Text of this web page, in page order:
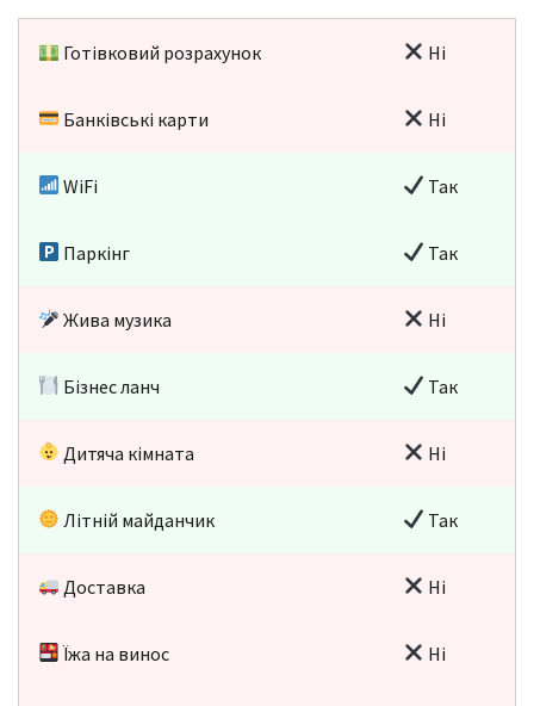
Готівковий розрахунок Ні
Банківські карти Ні
WiFi Так
Паркінг Так
Жива музика Ні
Бізнес ланч Так
Дитяча кімната Ні
Літній майданчик Так
Доставка Ні
Їжа на винос Ні